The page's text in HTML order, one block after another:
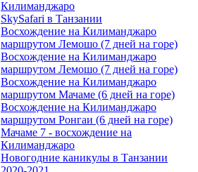
Килиманджаро
SkySafari в Танзании
Восхождение на Килиманджаро
маршрутом Лемошо (7 дней на горе)
Восхождение на Килиманджаро
маршрутом Лемошо (7 дней на горе)
Восхождение на Килиманджаро
маршрутом Мачаме (6 дней на горе)
Восхождение на Килиманджаро
маршрутом Ронгаи (6 дней на горе)
Мачаме 7 - восхождение на
Килиманджаро
Новогодние каникулы в Танзании